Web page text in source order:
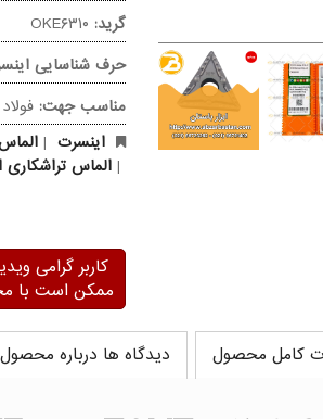
گرید: OKE۶۳۱۰
حرف شناسایی
مناسب جهت: فولاد
اینسرت |
| الماس تراشکاری
کاربر گرامی
ممکن است با
کامل محصول دیدگاه ها درباره محصول